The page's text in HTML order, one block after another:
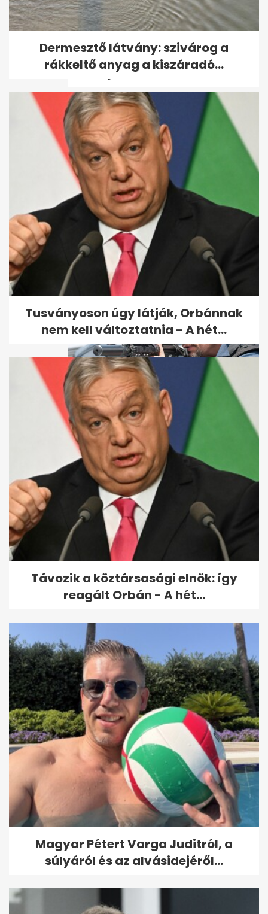
Az extrém hideg miatt már
figyelmeztetést adott ki az
OMSZ: jön a...
Brutális gyilkosság áldozata
lett egy nő Martfűn – ezt a...
A legkeményebb bérgyilkosról
szóló film szegez este a
képernyő...
Dermesztő látvány: szivárog a
rákkeltő anyag a kiszáradó...
Tusványoson úgy látják, Orbánnak
nem kell változtatnia - A hét...
Távozik a köztársasági elnök: így
reagált Orbán - A hét...
Magyar Pétert Varga Juditról, a
súlyáról és az alvásidejéről...